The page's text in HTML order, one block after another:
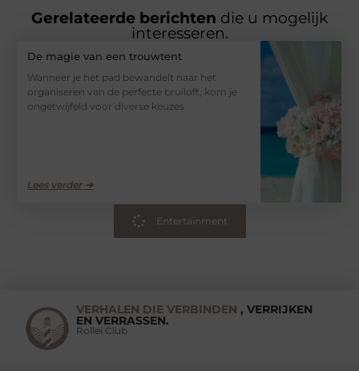
Gerelateerde berichten die u mogelijk
interesseren.
De magie van een trouwtent
Wanneer je het pad bewandelt naar het
organiseren van de perfecte bruiloft, kom je
ongetwijfeld voor diverse keuzes
Lees verder ➜
Entertainment
VERHALEN DIE VERBINDEN , VERRIJKEN
EN VERRASSEN.
Rollei Club